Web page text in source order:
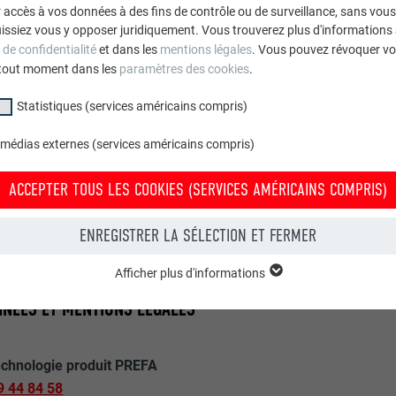
et indications qu’elle contient, ou de leurs éventuelles
question, vous pouvez vous adresser au service technologie
sitewww.prefa.frvous trouverez non seulement toutes les
de notre vaste offre de services pour les spécialistes.
de pose vous intéressent ou si vous souhaitez vous
PREFA pour recevoir des identifiants vous permettant
ET MENTIONS LÉGALES
produit PREFA
44 84 58
à vos données à des fins de contrôle ou de surveillance, sans
vous y opposer juridiquement. Vous trouverez plus d'informations
confidentialitéet dans les mentions légales. Vous pouvez révoquer
moment dans les paramètres des cookies.
Statistiques (services américains compris)
externes (services américains compris)
ACCEPTER TOUS LES COOKIES (SERVICES AMÉRICAINS COMPRIS)
ENREGISTRER LA SÉLECTION ET FERMER
le site Internet fonctionne correctement.
Afficher plus d'informations